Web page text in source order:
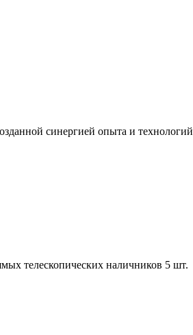
синергией опыта и технологий
телескопических наличников 5 шт.